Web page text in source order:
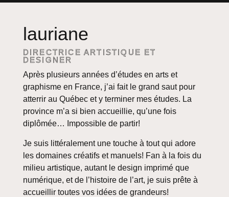
lauriane
DIRECTRICE ARTISTIQUE ET
DESIGNER
Après plusieurs années d’études en arts et
graphisme en France, j’ai fait le grand saut pour
atterrir au Québec et y terminer mes études. La
province m’a si bien accueillie, qu’une fois
diplômée… Impossible de partir!
Je suis littéralement une touche à tout qui adore
les domaines créatifs et manuels! Fan à la fois du
milieu artistique, autant le design imprimé que
numérique, et de l’histoire de l’art, je suis prête à
accueillir toutes vos idées de grandeurs!